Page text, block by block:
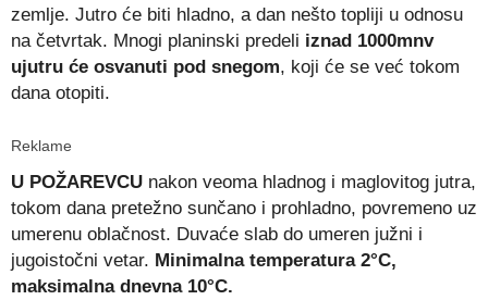
zemlje. Jutro će biti hladno, a dan nešto topliji u odnosu
na četvrtak. Mnogi planinski predeli iznad 1000mnv
ujutru će osvanuti pod snegom, koji će se već tokom
dana otopiti.
Reklame
U POŽAREVCU nakon veoma hladnog i maglovitog jutra,
tokom dana pretežno sunčano i prohladno, povremeno uz
umerenu oblačnost. Duvaće slab do umeren južni i
jugoistočni vetar. Minimalna temperatura 2°C,
maksimalna dnevna 10°C.